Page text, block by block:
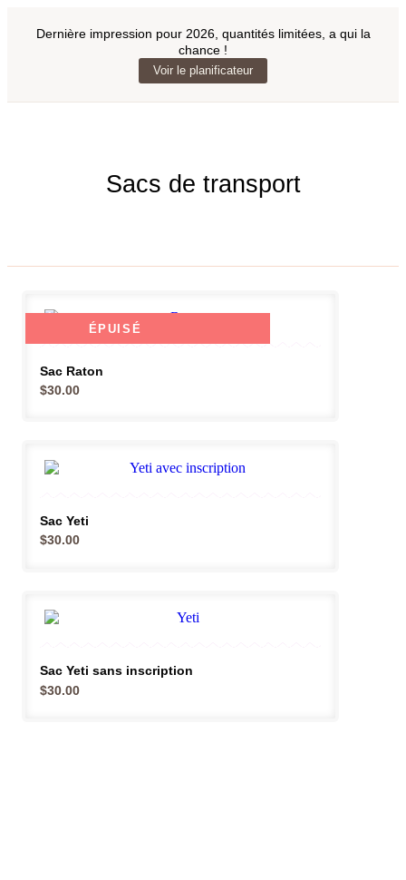
Dernière impression pour 2026, quantités limitées, a qui la
chance !
Voir le planificateur
Sacs de transport
Sac Raton
$30.00
ÉPUISÉ
Sac Yeti
$30.00
Sac Yeti sans inscription
$30.00